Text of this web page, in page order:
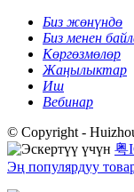
Биз жөнүндө
Биз менен
Көргөзмөлөр
Жаңылыктар
Иш
Вебинар
© Copyright -
粤
Эң популярдуу